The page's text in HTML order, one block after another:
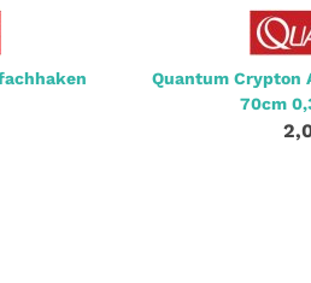
Quantum Crypton
70cm